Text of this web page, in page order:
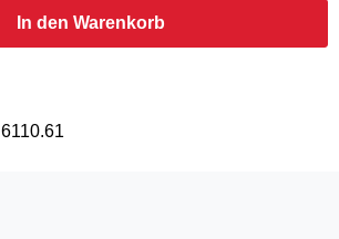
In den Warenkorb
6110.61